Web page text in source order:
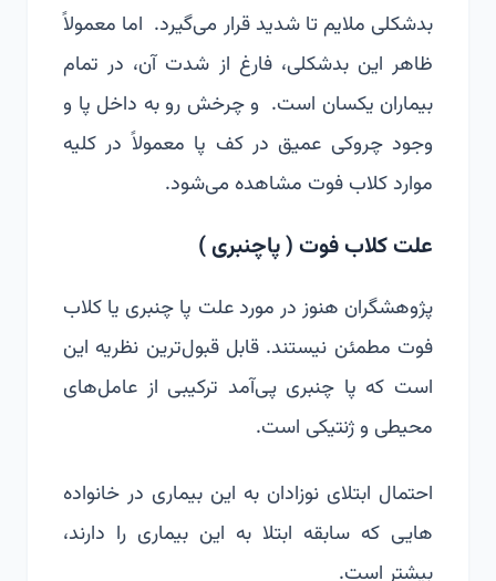
بدشکلی ملایم تا شدید قرار می‌گیرد. اما معمولاً
ظاهر این بدشکلی، فارغ از شدت آن، در تمام
بیماران یکسان است. و چرخش رو به داخل پا و
وجود چروکی عمیق در کف پا معمولاً در کلیه
موارد کلاب فوت مشاهده می‌شود.
علت کلاب فوت ( پاچنبری )
پژوهشگران هنوز در مورد علت پا چنبری یا کلاب
فوت مطمئن نیستند. قابل قبول‌ترین نظریه این
است که پا چنبری پی‌آمد ترکیبی از عامل‌های
محیطی و ژنتیکی است.
احتمال ابتلای نوزادان به این بیماری در خانواده
هایی که سابقه ابتلا به این بیماری را دارند،
بیشتر است.